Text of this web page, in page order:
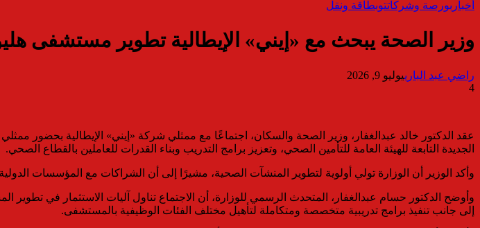
أخبار بورصة وشركاتتوبطاقة ونقل
وزير الصحة يبحث مع «إيني» الإيطالية تطوير مستشفى
راضي عبد البارييوليو 9, 2026
4
عقد الدكتور خالد عبدالغفار، وزير الصحة والسكان، اجتماعًا مع ممثلي شركة «إيني» الإيطالية بحضور
الجديدة التابعة للهيئة العامة للتأمين الصحي، وتعزيز برامج التدريب وبناء القدرات للعاملين بالقطاع الصحي.
وأكد الوزير أن الوزارة تولي أولوية لتطوير المنشآت الصحية، مشيرًا إلى أن الشراكات مع المؤسسات
وأوضح الدكتور حسام عبدالغفار، المتحدث الرسمي للوزارة، أن الاجتماع تناول آليات الاستثمار في تطوير
إلى جانب تنفيذ برامج تدريبية متخصصة ومتكاملة لتأهيل مختلف الفئات الوظيفية بالمستشفى.